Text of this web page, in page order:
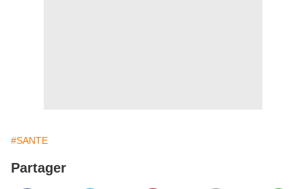
#SANTE
Partager